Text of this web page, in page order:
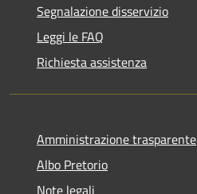
Segnalazione disservizio
Leggi le FAQ
Richiesta assistenza
Amministrazione trasparente
Albo Pretorio
Note legali